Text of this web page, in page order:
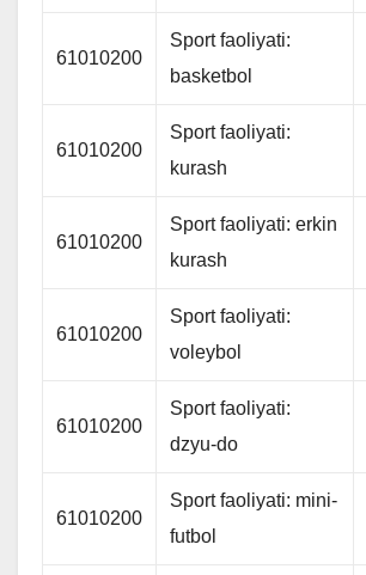
61010200
Sport faoliyati:
basketbol
61010200
Sport faoliyati:
kurash
61010200
Sport faoliyati: erkin
kurash
61010200
Sport faoliyati:
voleybol
61010200
Sport faoliyati:
dzyu-do
61010200
Sport faoliyati: mini-
futbol